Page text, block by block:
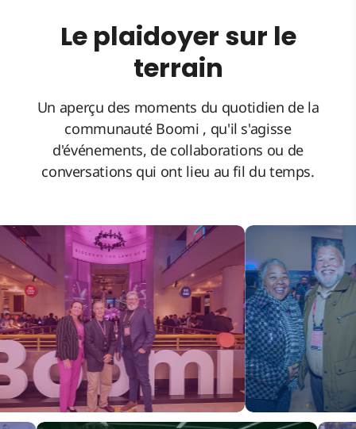
Le plaidoyer sur le
terrain
Un aperçu des moments du quotidien de la
communauté Boomi , qu'il s'agisse
d'événements, de collaborations ou de
conversations qui ont lieu au fil du temps.